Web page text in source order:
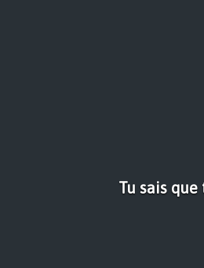
Tu sais que